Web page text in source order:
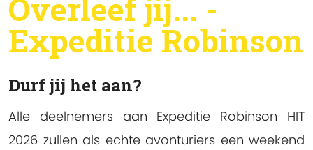
Overleef jij... -
Expeditie Robinson
Durf jij het aan?
Alle deelnemers aan Expeditie Robinson HIT
2026 zullen als echte avonturiers een weekend